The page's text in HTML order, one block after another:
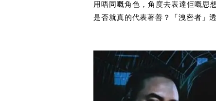
用唔同嘅角色，角度去表達佢嘅思
是否就真的代表著善？「洩密者」